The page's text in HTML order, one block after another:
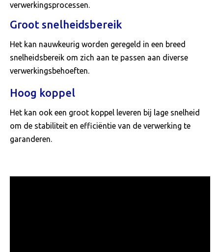
verwerkingsprocessen.
Groot snelheidsbereik
Het kan nauwkeurig worden geregeld in een breed
snelheidsbereik om zich aan te passen aan diverse
verwerkingsbehoeften.
Hoog koppel
Het kan ook een groot koppel leveren bij lage snelheid
om de stabiliteit en efficiëntie van de verwerking te
garanderen.